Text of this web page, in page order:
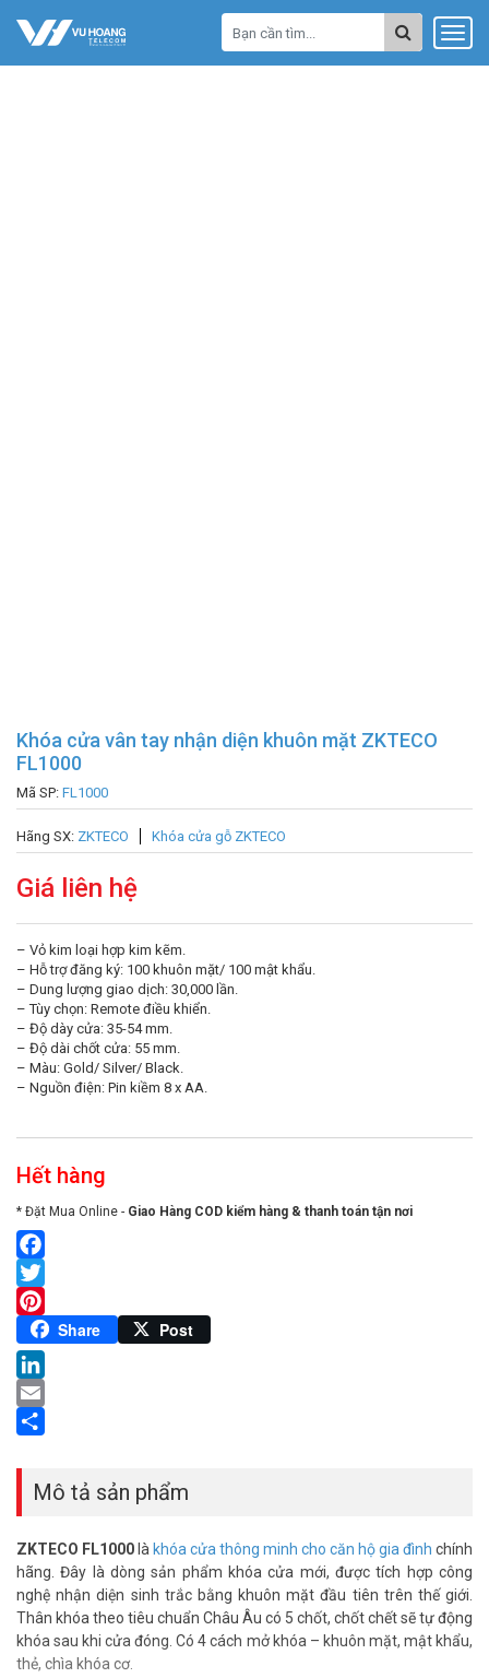
Khóa cửa vân tay nhận diện khuôn mặt ZKTECO
FL1000
Mã SP: FL1000
Hãng SX: ZKTECO Khóa cửa gỗ ZKTECO
Giá liên hệ
– Vỏ kim loại hợp kim kẽm.
– Hỗ trợ đăng ký: 100 khuôn mặt/ 100 mật khẩu.
– Dung lượng giao dịch: 30,000 lần.
– Tùy chọn: Remote điều khiển.
– Độ dày cửa: 35-54 mm.
– Độ dài chốt cửa: 55 mm.
– Màu: Gold/ Silver/ Black.
– Nguồn điện: Pin kiềm 8 x AA.
Hết hàng
* Đặt Mua Online - Giao Hàng COD kiểm hàng & thanh toán tận nơi
Facebook
Twitter
Pinterest
Share Post
LinkedIn
Email
Mô tả sản phẩm
ZKTECO FL1000 là khóa cửa thông minh cho căn hộ gia đình chính
hãng. Đây là dòng sản phẩm khóa cửa mới, được tích hợp công
nghệ nhận diện sinh trắc bằng khuôn mặt đầu tiên trên thế giới.
Thân khóa theo tiêu chuẩn Châu Âu có 5 chốt, chốt chết sẽ tự động
khóa sau khi cửa đóng. Có 4 cách mở khóa – khuôn mặt, mật khẩu,
thẻ, chìa khóa cơ.